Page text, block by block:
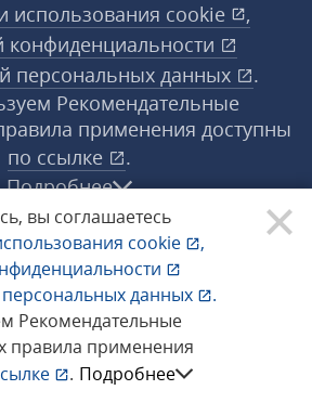
вы соглашаетесь
cookie
,
данных
.
Рекомендательные
правила применения
. Подробнее
использования cookie
,
конфиденциальности
персональных данных
.
Рекомендательные
применения доступны
по ссылке
.
Подробнее
«1С‑Рарус» ®. Все права
защищены.
об ошибке